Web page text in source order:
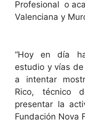
Profesional o
Valenciana y
“Hoy en día
estudio y vías
a intentar
Rico, técnico
presentar la
Fundación Nova